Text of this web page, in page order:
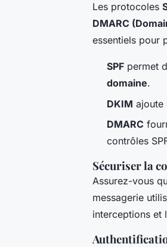
Les protocoles
DMARC
essentiels pour
SPF permet
domaine.
DKIM ajoute
DMARC
contrôles
Sécuriser la
Assurez-vous
messagerie
interceptions et